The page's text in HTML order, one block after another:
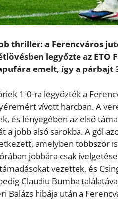
thriller: a Ferencváros
legyőzte az ETO
emelt, így a párbajt
1-0-ra legyőzték a
vívott harcban. A
és lényegében az első
a jobb alsó sarokba. A gól
amelyben többször
jobbára csak
vezettek, és
Claudiu Bumba
Balázs hibája után a